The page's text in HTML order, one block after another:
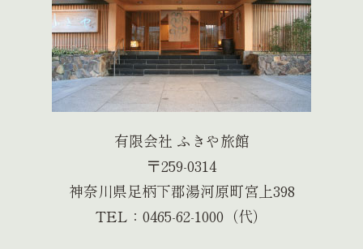
有限会社 ふきや旅館
〒259-0314
神奈川県足柄下郡湯河原町宮上398
TEL：0465-62-1000（代）